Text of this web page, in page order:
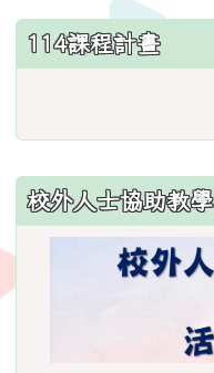
114課程計畫
校外人士協助教